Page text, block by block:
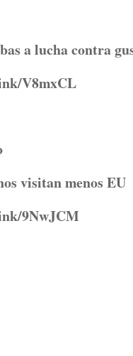
a lucha contra
V8mxCL
visitan menos EU
9NwJCM